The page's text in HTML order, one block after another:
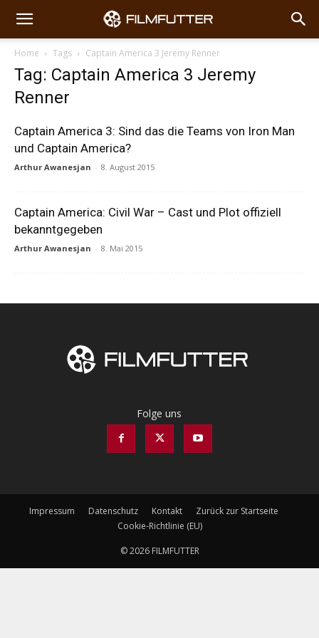
Home Tags Captain America 3 Jeremy Renner
Tag: Captain America 3 Jeremy
Renner
Captain America 3: Sind das die Teams von Iron Man
und Captain America?
Arthur Awanesjan - 8. August 2015
Captain America: Civil War – Cast und Plot offiziell
bekanntgegeben
Arthur Awanesjan - 8. Mai 2015
Folge uns
Impressum Datenschutz Kontakt
Zurück zur Startseite
Cookie-Richtlinie (EU)
© 2026 FILMFUTTER